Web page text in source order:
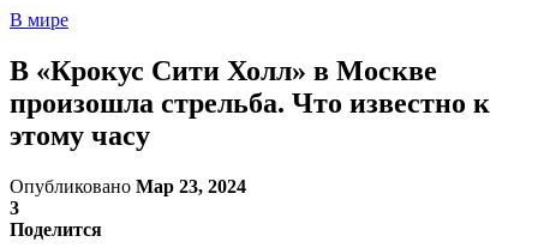
В мире
В «Крокус Сити Холл» в Москве
произошла стрельба. Что известно к
этому часу
Опубликовано Мар 23, 2024
3
Поделится